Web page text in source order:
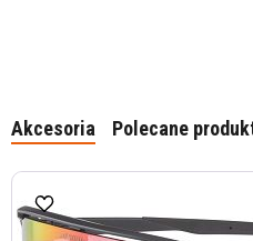
Akcesoria Polecane